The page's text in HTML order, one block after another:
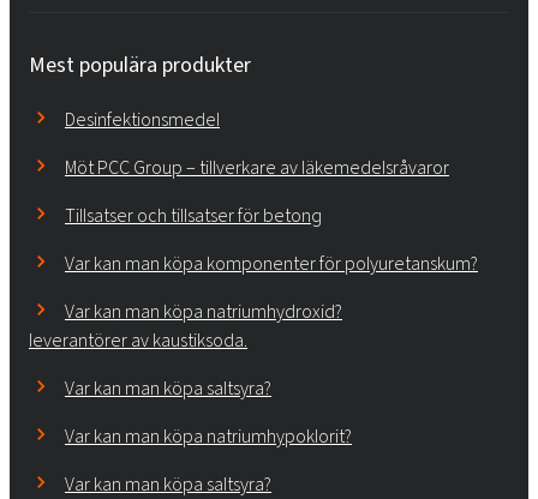
Mest populära produkter
Desinfektionsmedel
Möt PCC Group – tillverkare av läkemedelsråvaror
Tillsatser och tillsatser för betong
Var kan man köpa komponenter för polyuretanskum?
Var kan man köpa natriumhydroxid?
leverantörer av kaustiksoda.
Var kan man köpa saltsyra?
Var kan man köpa natriumhypoklorit?
Var kan man köpa saltsyra?